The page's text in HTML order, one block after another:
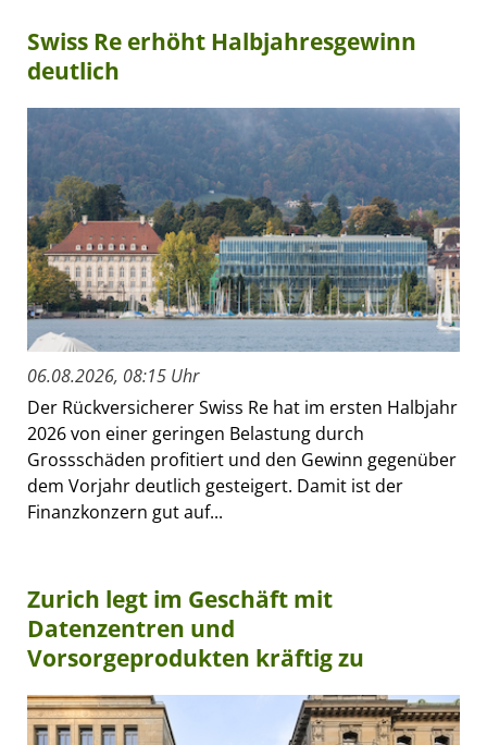
Swiss Re erhöht Halbjahresgewinn
deutlich
06.08.2026, 08:15 Uhr
Der Rückversicherer Swiss Re hat im ersten Halbjahr
2026 von einer geringen Belastung durch
Grossschäden profitiert und den Gewinn gegenüber
dem Vorjahr deutlich gesteigert. Damit ist der
Finanzkonzern gut auf...
Zurich legt im Geschäft mit
Datenzentren und
Vorsorgeprodukten kräftig zu